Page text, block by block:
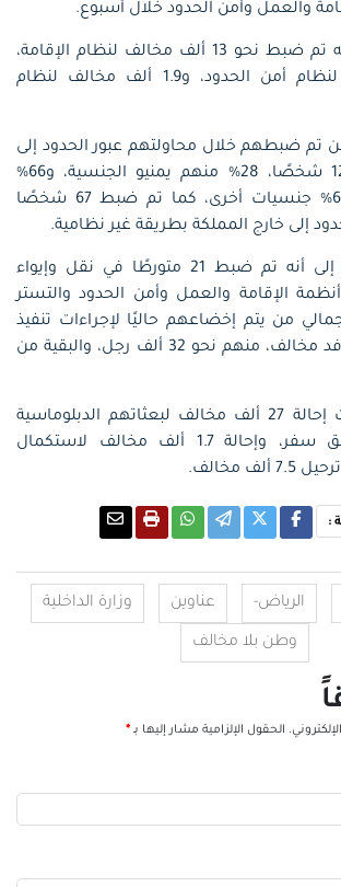
والعمل وأمن الحدود خلال أسبوع.
وأوضحت الوزارة أنه تم ضبط نحو 13 ألف مخالف لنظام الإقامة،
و3.5 ألف مخالف لنظام أمن الحدود، و1.9 ألف مخالف لنظام
تم ضبطهم خلال محاولتهم عبور الحدود إلى
داخل المملكة 1260 شخصًا، 28% منهم يمنيو الجنسية، و66%
إثيوبيو الجنسية، و6% جنسيات أخرى، كما تم ضبط 67 شخصًا
إلى خارج المملكة بطريقة غير نظامية.
وأشارت “الداخلية” إلى أنه تم ضبط 21 متورطًا في نقل وإيواء
الإقامة والعمل وأمن الحدود والتستر
من يتم إخضاعهم حاليًا لإجراءات تنفيذ
الأنظمة 34 ألف وافد مخالف، منهم نحو 32 ألف رجل، والبقية من
ولفتت إلى أنه تمت إحالة 27 ألف مخالف لبعثاتهم الدبلوماسية
للحصول على وثائق سفر، وإحالة 1.7 ألف مخالف لاستكمال
مخالف.
:
الرياض- عناوين وزارة الداخلية
وطن بلا مخالف
الحقول الإلزامية مشار إليها بـ *